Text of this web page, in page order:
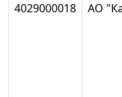
4029000018
АО